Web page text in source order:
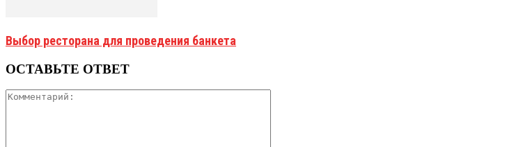
Выбор ресторана для проведения банкета
ОСТАВЬТЕ ОТВЕТ